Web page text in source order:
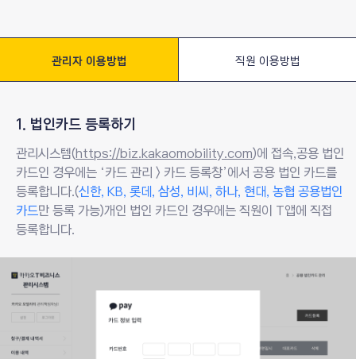
관리자 이용방법 직원 이용방법
1. 법인카드 등록하기
관리시스템(https://biz.kakaomobility.com새창열림
)에 접속,공용 법인
카드인 경우에는 ‘카드 관리 > 카드 등록창’에서 공용 법인 카드를
등록합니다.(신한, KB, 롯데, 삼성, 비씨, 하나, 현대, 농협 공용법인
카드만 등록 가능)개인 법인 카드인 경우에는 직원이 T앱에 직접
등록합니다.